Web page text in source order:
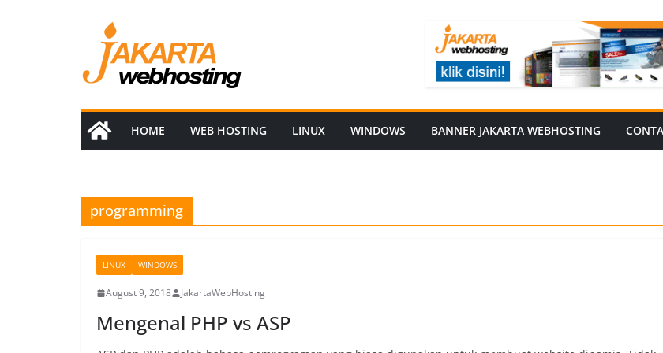
HOME WEB HOSTING LINUX WINDOWS BANNER JAKARTA WEBHOSTING
programming
LINUX WINDOWS
August 9, 2018 JakartaWebHosting
Mengenal PHP vs ASP